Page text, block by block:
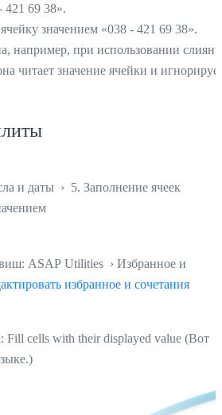
421 69 38».
значением «038 - 421 69 38».
например, при использовании
читает значение ячейки и
и даты › 5. Заполнение ячеек
ASAP Utilities › Избранное и
избранное и сочетания
Fill cells with their displayed value (Вот